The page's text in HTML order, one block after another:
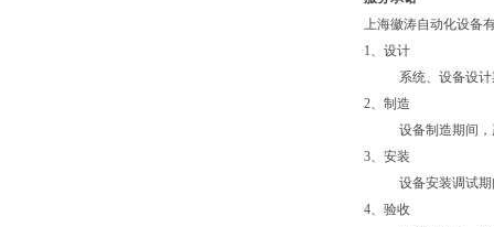
上海徽涛自动化设备
1、设计
系统、设备设
2、制造
设备制造期间
3、安装
设备安装调试
4、验收